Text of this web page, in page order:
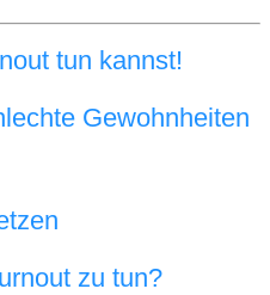
tun kannst!
Gewohnheiten
zu tun?